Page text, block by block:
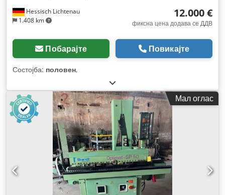
Hessisch Lichtenau
1.408 km
12.000 €
фиксна цена додава се ДДВ
Побарајте Повикајте
Состојба: половен,
Мал оглас